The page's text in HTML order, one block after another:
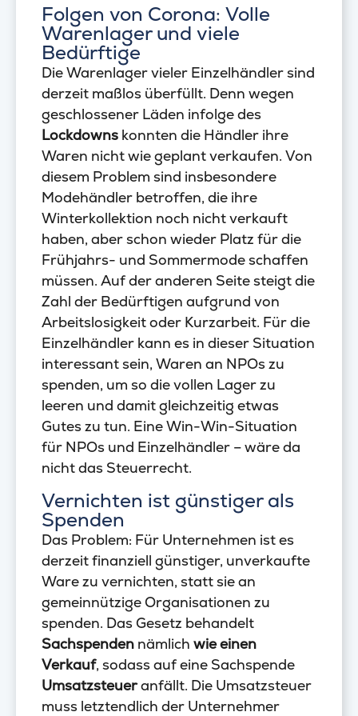
Folgen von Corona: Volle
Warenlager und viele
Bedürftige
Die Warenlager vieler Einzelhändler sind
derzeit maßlos überfüllt. Denn wegen
geschlossener Läden infolge des
Lockdowns konnten die Händler ihre
Waren nicht wie geplant verkaufen. Von
diesem Problem sind insbesondere
Modehändler betroffen, die ihre
Winterkollektion noch nicht verkauft
haben, aber schon wieder Platz für die
Frühjahrs- und Sommermode schaffen
müssen. Auf der anderen Seite steigt die
Zahl der Bedürftigen aufgrund von
Arbeitslosigkeit oder Kurzarbeit. Für die
Einzelhändler kann es in dieser Situation
interessant sein, Waren an NPOs zu
spenden, um so die vollen Lager zu
leeren und damit gleichzeitig etwas
Gutes zu tun. Eine Win-Win-Situation
für NPOs und Einzelhändler – wäre da
nicht das Steuerrecht.
Vernichten ist günstiger als
Spenden
Das Problem: Für Unternehmen ist es
derzeit finanziell günstiger, unverkaufte
Ware zu vernichten, statt sie an
gemeinnützige Organisationen zu
spenden. Das Gesetz behandelt
Sachspenden nämlich wie einen
Verkauf, sodass auf eine Sachspende
Umsatzsteueranfällt. Die Umsatzsteuer
muss letztendlich der Unternehmer